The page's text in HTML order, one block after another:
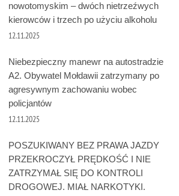
nowotomyskim – dwóch nietrzeźwych
kierowców i trzech po użyciu alkoholu
12.11.2025
Niebezpieczny manewr na autostradzie
A2. Obywatel Mołdawii zatrzymany po
agresywnym zachowaniu wobec
policjantów
12.11.2025
POSZUKIWANY BEZ PRAWA JAZDY
PRZEKROCZYŁ PRĘDKOŚĆ I NIE
ZATRZYMAŁ SIĘ DO KONTROLI
DROGOWEJ. MIAŁ NARKOTYKI.